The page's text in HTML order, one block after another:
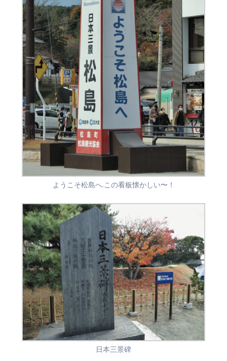
ようこそ松島へ.この看板懐かしい〜！
日本三景碑